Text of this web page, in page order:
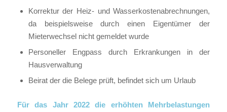
Korrektur der Heiz- und Wasserkostenabrechnungen,
da beispielsweise durch einen Eigentümer der
Mieterwechsel nicht gemeldet wurde
Personeller Engpass durch Erkrankungen in der
Hausverwaltung
Beirat der die Belege prüft, befindet sich um Urlaub
Für das Jahr 2022 die erhöhten Mehrbelastungen